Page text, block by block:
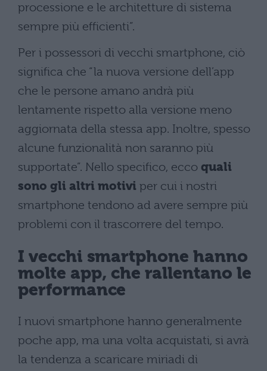
processione e le architetture di sistema
sempre più efficienti”.
Per i possessori di vecchi smartphone, ciò
significa che “la nuova versione dell’app
che le persone amano andrà più
lentamente rispetto alla versione meno
aggiornata della stessa app. Inoltre, spesso
alcune funzionalità non saranno più
supportate”. Nello specifico, ecco quali
sono gli altri motivi per cui i nostri
smartphone tendono ad avere sempre più
problemi con il trascorrere del tempo.
I vecchi smartphone hanno
molte app, che rallentano le
performance
I nuovi smartphone hanno generalmente
poche app, ma una volta acquistati, si avrà
la tendenza a scaricare miriadi di